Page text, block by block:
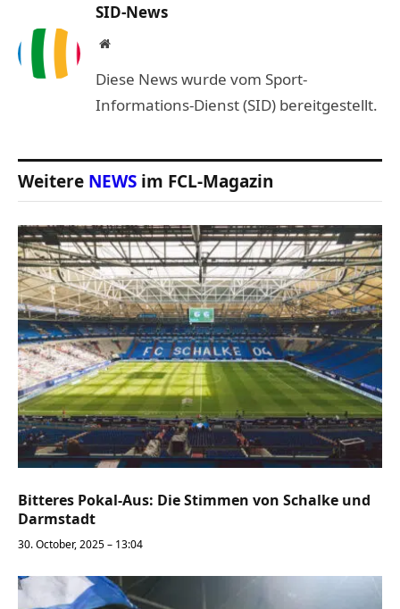
SID-News
Website
Diese News wurde vom Sport-
Informations-Dienst (SID) bereitgestellt.
Weitere NEWS im FCL-Magazin
Bitteres Pokal-Aus: Die Stimmen von Schalke und
Darmstadt
30. October, 2025 – 13:04